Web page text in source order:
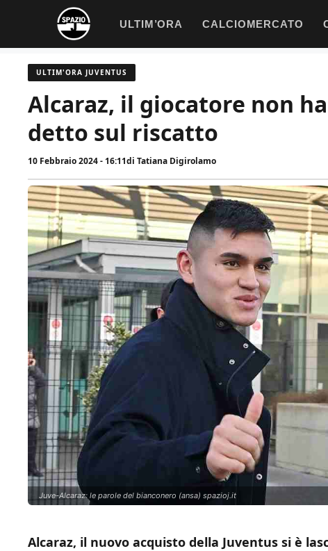
contenuto
ULTIM’ORA CALCIOMERCATO
ULTIM'ORA JUVENTUS
Alcaraz, il giocatore non
detto sul riscatto
10 Febbraio 2024 - 16:11di Tatiana Digirolamo
Juve-Alcaraz: le parole del bianconero (ansa) spazioj.it
Alcaraz, il nuovo acquisto della Juventus si è